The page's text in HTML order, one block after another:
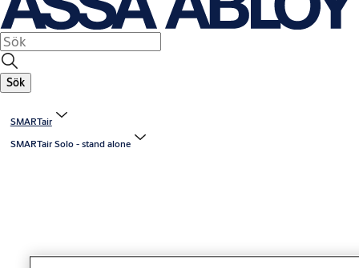
Sök
SMARTair
SMARTair Solo - stand alone